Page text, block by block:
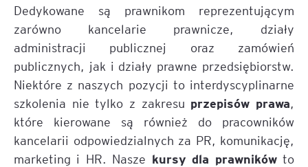
Dedykowane są prawnikom reprezentującym
zarówno kancelarie prawnicze, działy
administracji publicznej oraz zamówień
publicznych, jak i działy prawne przedsiębiorstw.
Niektóre z naszych pozycji to interdyscyplinarne
szkolenia nie tylko z zakresu przepisów prawa,
które kierowane są również do pracowników
kancelarii odpowiedzialnych za PR, komunikację,
marketing i HR. Nasze kursy dla prawnikówto